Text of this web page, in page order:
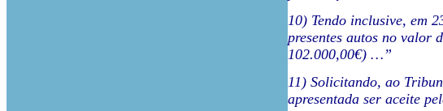
10) Tendo inclusive, em
presentes autos no valor
102.000,00€) …”
11) Solicitando, ao
apresentada ser aceite